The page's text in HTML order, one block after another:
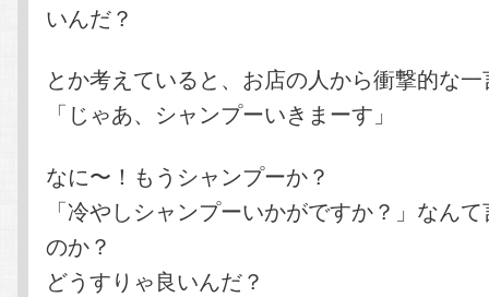
いんだ？
とか考えていると、お店の人から衝撃的な
「じゃあ、シャンプーいきまーす」
なに〜！もうシャンプーか？
「冷やしシャンプーいかがですか？」なん
のか？
どうすりゃ良いんだ？